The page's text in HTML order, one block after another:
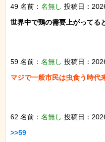
49 名前： 名無し 投稿日：
世界中で鶏の需要上がってる
59 名前： 名無し 投稿日：
マジで一般市民は虫食う時代
62 名前： 名無し 投稿日：
>>59